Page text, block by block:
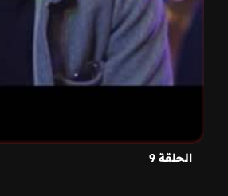
الحلقة 9